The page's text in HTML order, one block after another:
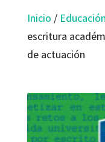
Inicio / Educación
escritura
de actuación